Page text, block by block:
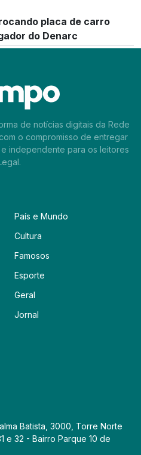
placa de carro
do Denarc
de notícias digitais da Rede
o compromisso de entregar
independente para os leitores
País e Mundo
Cultura
Famosos
Esporte
Geral
Jornal
Batista, 3000, Torre Norte
e 32 - Bairro Parque 10 de